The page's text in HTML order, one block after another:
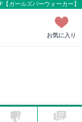
ガールズバーウォーカー】
お気に入り